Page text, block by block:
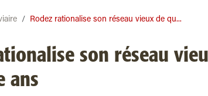
Rodez rationalise son réseau vieux de qu...
son réseau
ans